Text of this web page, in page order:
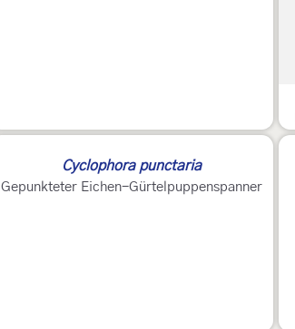
Cyclophora punctaria
Gepunkteter Eichen-Gürtelpuppenspanner